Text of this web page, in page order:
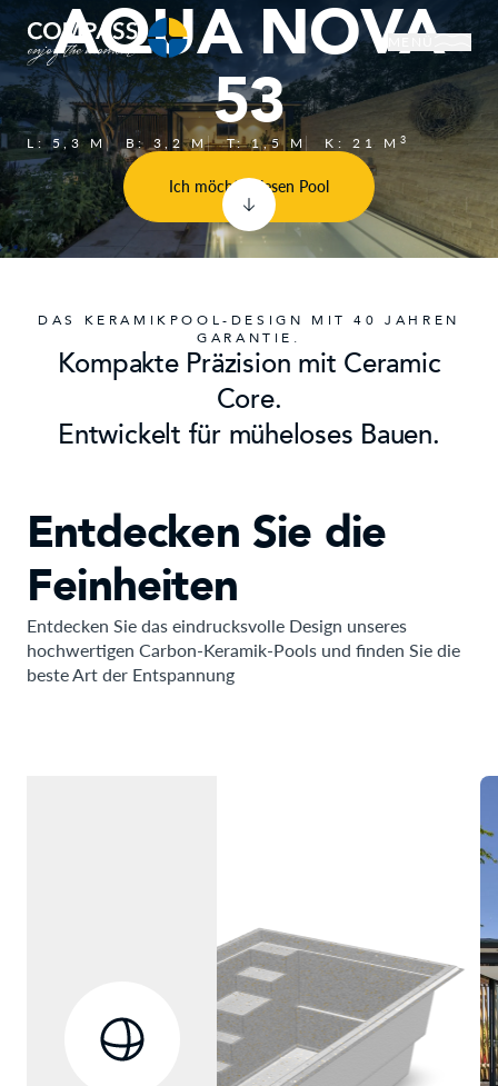
AQUA NOVA
53
L:5,3M B:3,2M T:1,5M K:21 M 3
Ich möchte diesen Pool
DAS KERAMIKPOOL-DESIGN MIT 40 JAHREN
GARANTIE.
Kompakte Präzision mit Ceramic
Core.
Entwickelt für müheloses Bauen.
Entdecken Sie die
Feinheiten
Entdecken Sie das eindrucksvolle Design unseres
hochwertigen Carbon-Keramik-Pools und finden Sie die
beste Art der Entspannung